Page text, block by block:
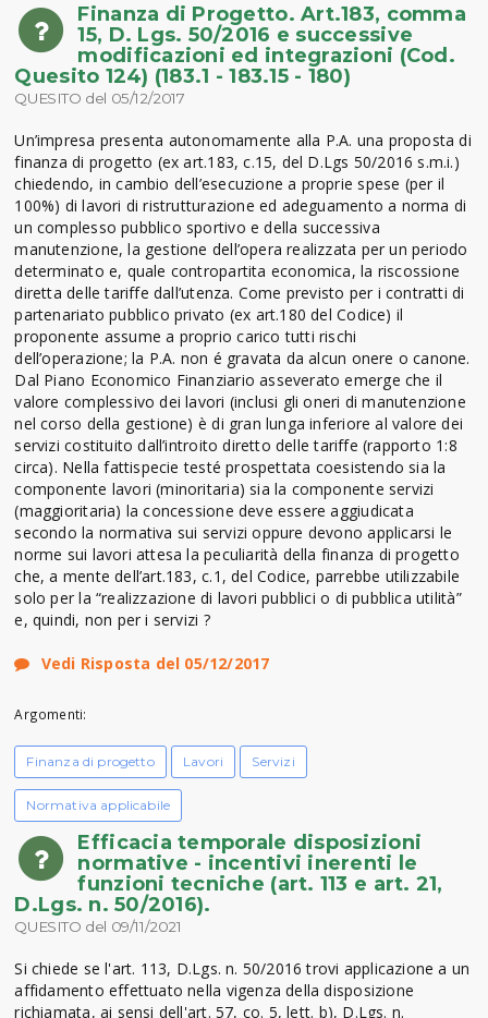
Finanza di Progetto. Art.183, comma
15, D. Lgs. 50/2016 e successive
modificazioni ed integrazioni (Cod.
Quesito 124) (183.1 - 183.15 - 180)
QUESITO del 05/12/2017
Un’impresa presenta autonomamente alla P.A. una proposta di
finanza di progetto (ex art.183, c.15, del D.Lgs 50/2016 s.m.i.)
chiedendo, in cambio dell’esecuzione a proprie spese (per il
100%) di lavori di ristrutturazione ed adeguamento a norma di
un complesso pubblico sportivo e della successiva
manutenzione, la gestione dell’opera realizzata per un periodo
determinato e, quale contropartita economica, la riscossione
diretta delle tariffe dall’utenza. Come previsto per i contratti di
partenariato pubblico privato (ex art.180 del Codice) il
proponente assume a proprio carico tutti rischi
dell’operazione; la P.A. non é gravata da alcun onere o canone.
Dal Piano Economico Finanziario asseverato emerge che il
valore complessivo dei lavori (inclusi gli oneri di manutenzione
nel corso della gestione) è di gran lunga inferiore al valore dei
servizi costituito dall’introito diretto delle tariffe (rapporto 1:8
circa). Nella fattispecie testé prospettata coesistendo sia la
componente lavori (minoritaria) sia la componente servizi
(maggioritaria) la concessione deve essere aggiudicata
secondo la normativa sui servizi oppure devono applicarsi le
norme sui lavori attesa la peculiarità della finanza di progetto
che, a mente dell’art.183, c.1, del Codice, parrebbe utilizzabile
solo per la “realizzazione di lavori pubblici o di pubblica utilità”
e, quindi, non per i servizi ?
Vedi Risposta del 05/12/2017
Argomenti:
Finanza di progetto Lavori Servizi
Normativa applicabile
Efficacia temporale disposizioni
normative - incentivi inerenti le
funzioni tecniche (art. 113 e art. 21,
D.Lgs. n. 50/2016).
QUESITO del 09/11/2021
Si chiede se l'art. 113, D.Lgs. n. 50/2016 trovi applicazione a un
affidamento effettuato nella vigenza della disposizione
richiamata, ai sensi dell'art. 57, co. 5, lett. b), D.Lgs. n.